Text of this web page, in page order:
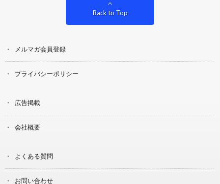
Back to Top
メルマガ会員登録
プライバシーポリシー
広告掲載
会社概要
よくある質問
お問い合わせ